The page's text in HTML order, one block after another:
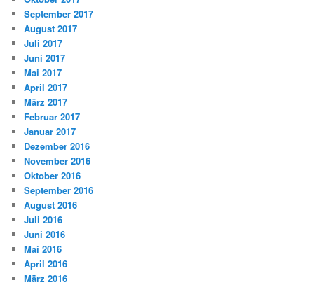
September 2017
August 2017
Juli 2017
Juni 2017
Mai 2017
April 2017
März 2017
Februar 2017
Januar 2017
Dezember 2016
November 2016
Oktober 2016
September 2016
August 2016
Juli 2016
Juni 2016
Mai 2016
April 2016
März 2016